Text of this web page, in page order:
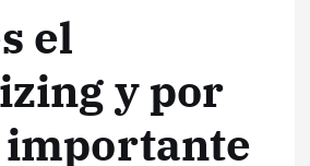
el
y por
importante